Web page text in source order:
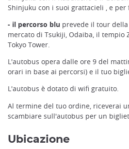
Shinjuku con i suoi grattacieli , e per
- il percorso blu prevede il tour
mercato di Tsukiji, Odaiba, il tempio
Tokyo Tower.
L'autobus opera dalle ore 9 del
orari in base ai percorsi) e il tuo
L'autobus è dotato di wifi gratuito.
Al termine del tuo ordine, riceverai
scambiare sull'autobus per un
Ubicazione